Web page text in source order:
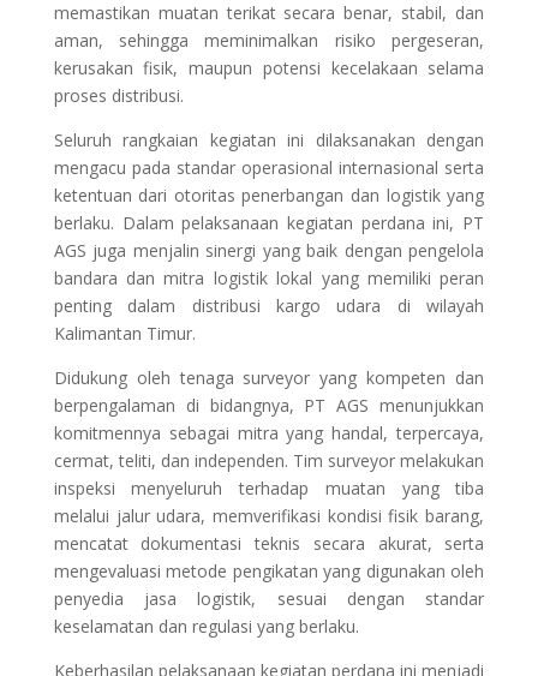
memastikan muatan terikat secara benar, stabil, dan
aman, sehingga meminimalkan risiko pergeseran,
kerusakan fisik, maupun potensi kecelakaan selama
proses distribusi.
Seluruh rangkaian kegiatan ini dilaksanakan dengan
mengacu pada standar operasional internasional serta
ketentuan dari otoritas penerbangan dan logistik yang
berlaku. Dalam pelaksanaan kegiatan perdana ini, PT
AGS juga menjalin sinergi yang baik dengan pengelola
bandara dan mitra logistik lokal yang memiliki peran
penting dalam distribusi kargo udara di wilayah
Kalimantan Timur.
Didukung oleh tenaga surveyor yang kompeten dan
berpengalaman di bidangnya, PT AGS menunjukkan
komitmennya sebagai mitra yang handal, terpercaya,
cermat, teliti, dan independen. Tim surveyor melakukan
inspeksi menyeluruh terhadap muatan yang tiba
melalui jalur udara, memverifikasi kondisi fisik barang,
mencatat dokumentasi teknis secara akurat, serta
mengevaluasi metode pengikatan yang digunakan oleh
penyedia jasa logistik, sesuai dengan standar
keselamatan dan regulasi yang berlaku.
Keberhasilan pelaksanaan kegiatan perdana ini menjadi